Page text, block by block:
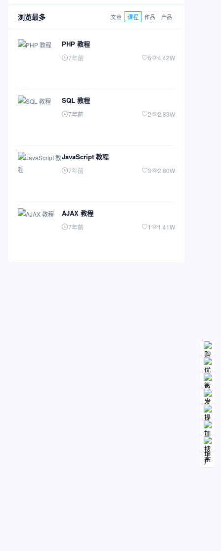
浏览最多 文章 课程 作品 产品
PHP 教程
7年前 6 4.42W
SQL 教程
7年前 2 2.83W
JavaScript 教程
7年前 3 2.80W
AJAX 教程
7年前 1 1.41W